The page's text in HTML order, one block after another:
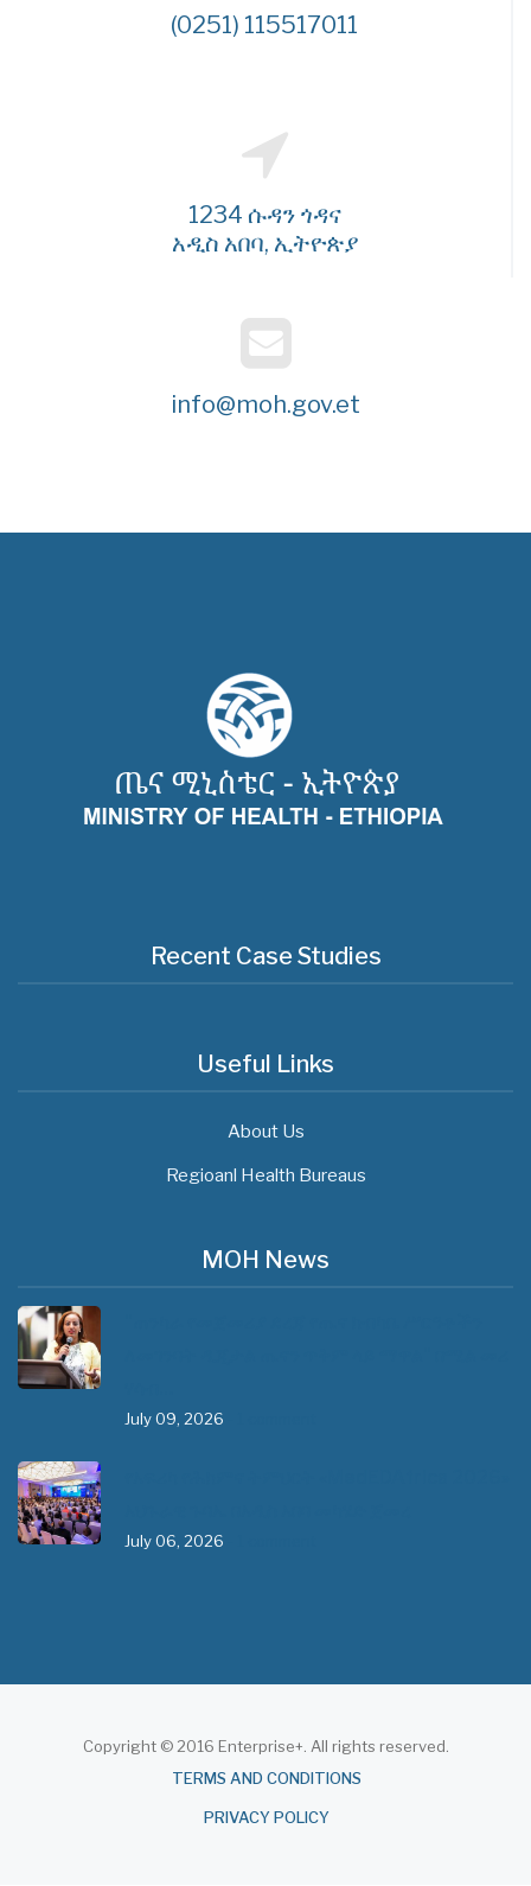
(0251) 115517011
1234 ሱዳን ጎዳና
አዲስ አበባ, ኢትዮጵያ
info@moh.gov.et
Recent Case Studies
Useful Links
About Us
Regioanl Health Bureaus
MOH News
July 09, 2026
July 06, 2026
Copyright © 2016 Enterprise+. All rights reserved.
TERMS AND CONDITIONS
PRIVACY POLICY